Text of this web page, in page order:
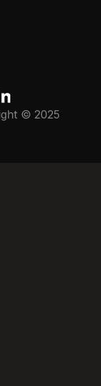
© 2025